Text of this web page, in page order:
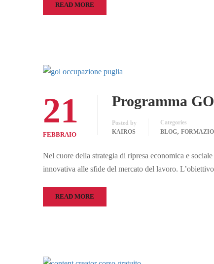
READ MORE
21
FEBBRAIO
Programma
Posted by
KAIROS
Categories
BLOG,
Nel cuore della strategia di ripresa economica e
innovativa alle sfide del mercato del lavoro.
READ MORE